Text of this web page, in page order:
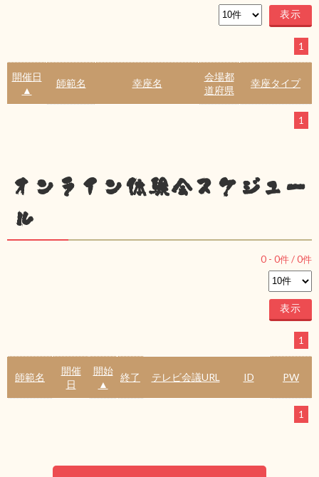
1
開催日
▲
師範名 幸座名
会場都
道府県
幸座タイプ
1
オンライン体験会スケジュー
ル
0 - 0件 /0件
1
師範名
開催
日
開始
▲
終了 テレビ会議URL ID PW
1